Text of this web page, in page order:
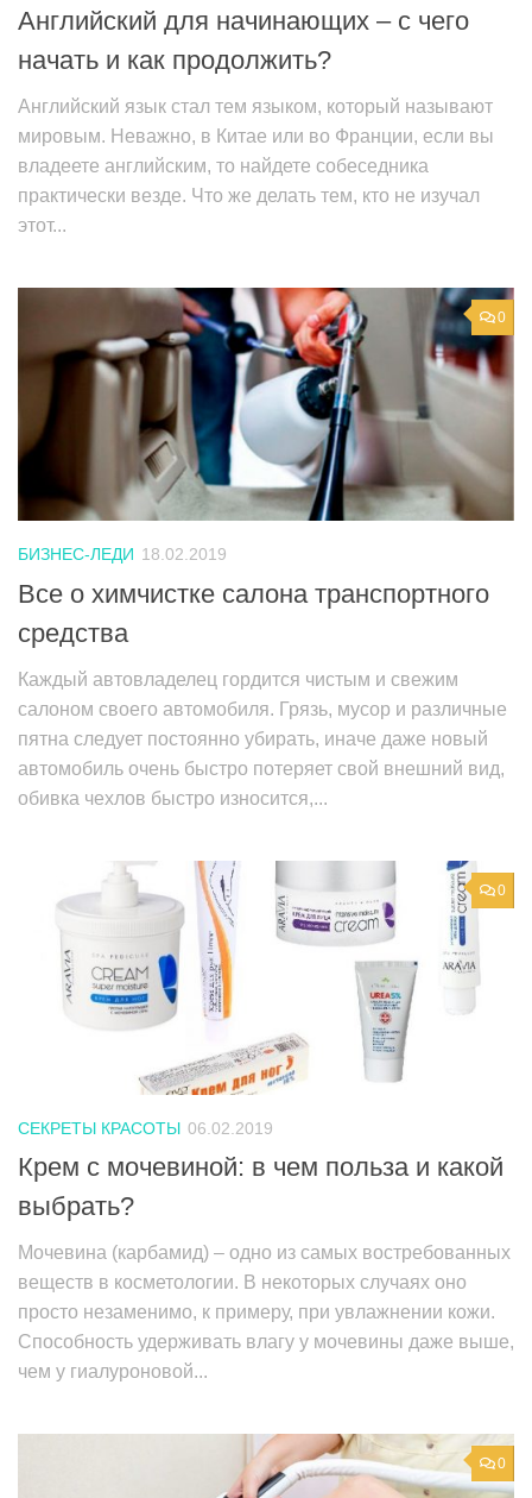
Английский для начинающих – с чего
начать и как продолжить?
Английский язык стал тем языком, который называют
мировым. Неважно, в Китае или во Франции, если вы
владеете английским, то найдете собеседника
практически везде. Что же делать тем, кто не изучал
этот...
0
БИЗНЕС-ЛЕДИ 18.02.2019
Все о химчистке салона транспортного
средства
Каждый автовладелец гордится чистым и свежим
салоном своего автомобиля. Грязь, мусор и различные
пятна следует постоянно убирать, иначе даже новый
автомобиль очень быстро потеряет свой внешний вид,
обивка чехлов быстро износится,...
0
СЕКРЕТЫ КРАСОТЫ 06.02.2019
Крем с мочевиной: в чем польза и какой
выбрать?
Мочевина (карбамид) – одно из самых востребованных
веществ в косметологии. В некоторых случаях оно
просто незаменимо, к примеру, при увлажнении кожи.
Способность удерживать влагу у мочевины даже выше,
чем у гиалуроновой...
0